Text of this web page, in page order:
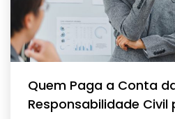
Quem Paga a Conta
Responsabilidade